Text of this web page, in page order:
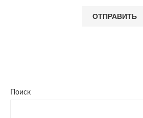
Поиск